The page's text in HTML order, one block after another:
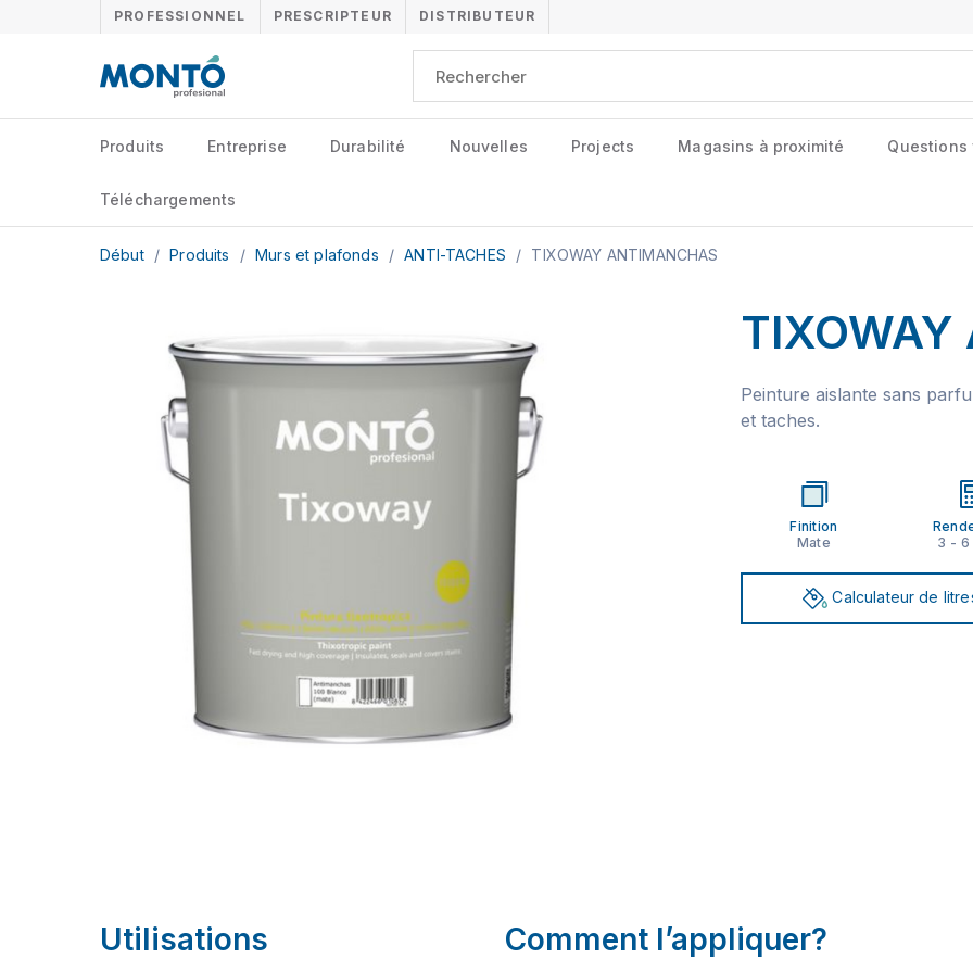
PROFESSIONNEL PRESCRIPTEUR DISTRIBUTEUR
Produits Entreprise Durabilité Nouvelles Projects Magasins à proximité Questions
Téléchargements
Début / Produits / Murs et plafonds / ANTI-TACHES / TIXOWAY ANTIMANCHAS
Peinture aislante sans
et taches.
Finition
Mate
3 - 6
Calculateur de
Utilisations Comment l’appliquer?